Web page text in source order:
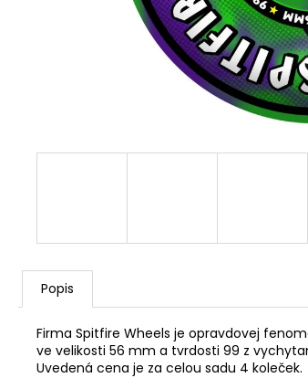
Popis
Firma Spitfire Wheels je opravdovej
ve velikosti 56 mm a tvrdosti 99 z
Uvedená cena je za celou sadu 4 koleček.